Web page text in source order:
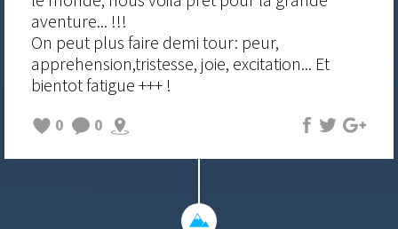
aventure... !!!
On peut plus faire demi tour: peur,
apprehension,tristesse, joie, excitation... Et
bientot fatigue +++ !
0 0